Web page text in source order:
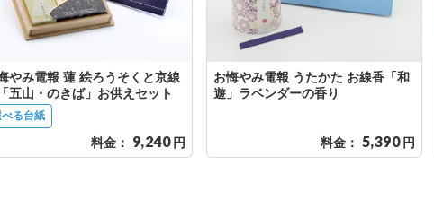
やみ電報 蓮 絵ろうそくと京線
五山・のきば」お供えセット
る台紙
料金： 9,240 円
お悔やみ電報 うたかた お線香「和
遊」ラベンダーの香り
料金： 5,390 円